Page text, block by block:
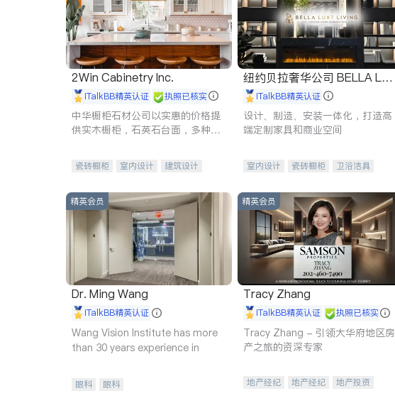
2Win Cabinetry Inc.
iTalkBB精英认证 执照已核实
中华橱柜石材公司以实惠的价格提
供实木橱柜，石英石台面，多种优
瓷砖橱柜 室内设计
建筑设计
纽约贝拉奢华公司 BELLA LUX
E iTalkBB精英认证
设计、制造、安装一体化，打造高
端定制家具和商业空间
室内设计 瓷砖橱柜
卫浴洁具
室内装修
精英会员
Dr. Ming Wang
iTalkBB精英认证
Wang Vision Institute has more
than 30 years experience in
眼科 眼科
精英会员
Tracy Zhang
iTalkBB精英认证 执照已核实
Tracy Zhang - 引领大华府地区房
产之旅的资深专家
地产经纪 地产经纪
地产投资